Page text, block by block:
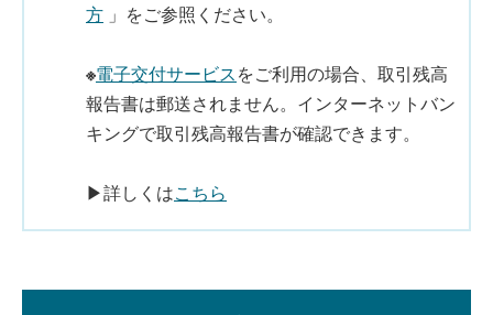
方 」をご参照ください。
※電子交付サービスをご利用の場合、取引残高
報告書は郵送されません。インターネットバン
キングで取引残高報告書が確認できます。
▶詳しくはこちら